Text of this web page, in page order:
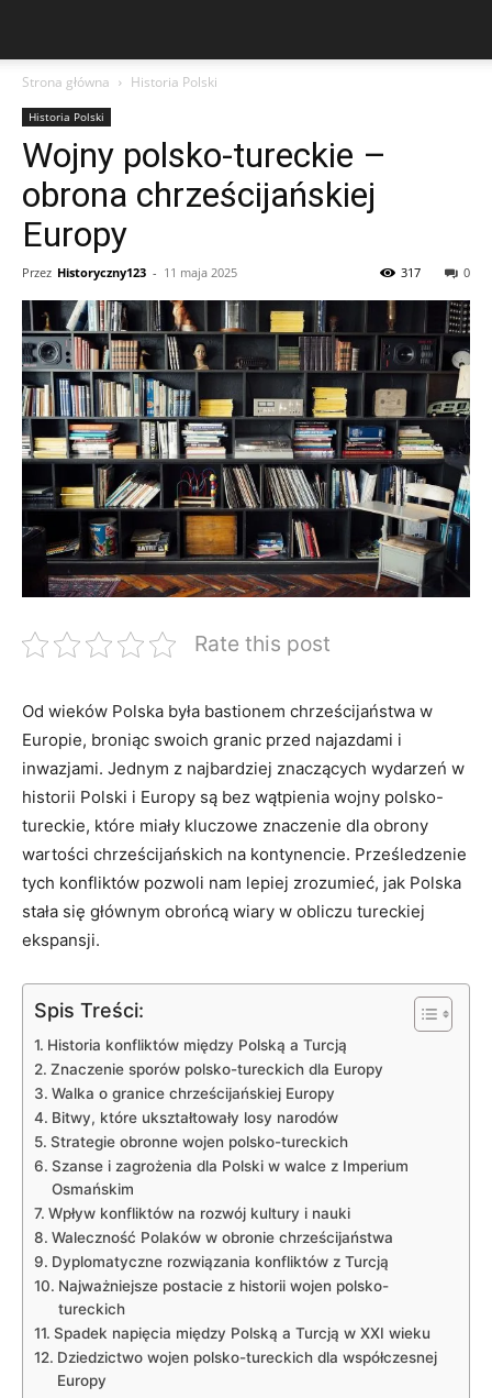
Strona główna Historia Polski
Historia Polski
Wojny polsko-tureckie –
obrona chrześcijańskiej
Europy
Przez Historyczny123 - 11 maja 2025 0
317
Rate this post
Od wieków ​Polska była bastionem chrześcijaństwa w
Europie, broniąc swoich granic przed najazdami ⁣i
inwazjami. Jednym z najbardziej znaczących wydarzeń w⁤
historii Polski ⁣i ⁢Europy są‌ bez wątpienia wojny polsko-
tureckie, ​które miały kluczowe ⁢znaczenie​ dla ⁤obrony
wartości chrześcijańskich ⁣na kontynencie. Prześledzenie
⁢tych ⁤konfliktów pozwoli nam lepiej zrozumieć, jak Polska⁢
stała⁤ się głównym obrońcą wiary w⁤ obliczu tureckiej
ekspansji.
Spis Treści:
Historia konfliktów ‍między Polską a Turcją
Znaczenie sporów‍ polsko-tureckich dla ⁢Europy
Walka o granice chrześcijańskiej Europy
Bitwy, które ukształtowały losy narodów
Strategie obronne⁤ wojen polsko-tureckich
Szanse‌ i ⁢zagrożenia dla Polski ⁣w walce z Imperium
Osmańskim
Wpływ konfliktów na rozwój kultury ‍i nauki
Waleczność Polaków⁢ w obronie chrześcijaństwa
Dyplomatyczne rozwiązania konfliktów‌ z Turcją
Najważniejsze ⁢postacie z‍ historii wojen‌ polsko-
tureckich
Spadek ‍napięcia między‍ Polską a⁢ Turcją w XXI wieku
Dziedzictwo wojen polsko-tureckich dla współczesnej
Europy